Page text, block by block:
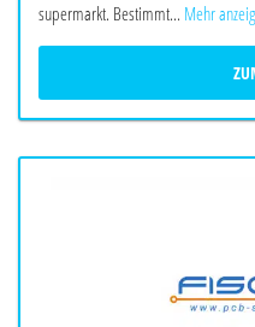
supermarkt. Bestimmt... Mehr